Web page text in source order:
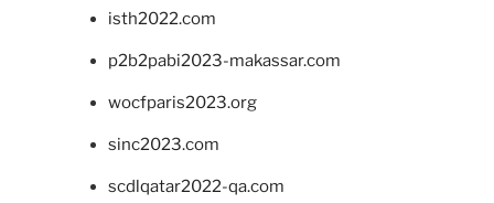
isth2022.com
p2b2pabi2023-makassar.com
wocfparis2023.org
sinc2023.com
scdlqatar2022-qa.com